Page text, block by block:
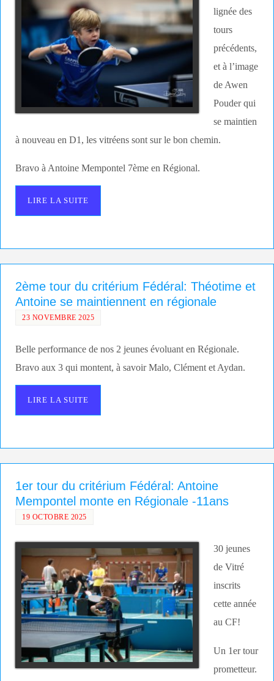
lignée des
tours
précédents,
et à l’image
de Awen
Pouder qui
se maintien
à nouveau en D1, les vitréens sont sur le bon chemin.
Bravo à Antoine Mempontel 7ème en Régional.
LIRE LA SUITE
2ème tour du critérium Fédéral: Théotime et
Antoine se maintiennent en régionale
23 NOVEMBRE 2025
Belle performance de nos 2 jeunes évoluant en Régionale.
Bravo aux 3 qui montent, à savoir Malo, Clément et Aydan.
LIRE LA SUITE
1er tour du critérium Fédéral: Antoine
Mempontel monte en Régionale -11ans
19 OCTOBRE 2025
30 jeunes
de Vitré
inscrits
cette année
au CF!
Un 1er tour
prometteur.